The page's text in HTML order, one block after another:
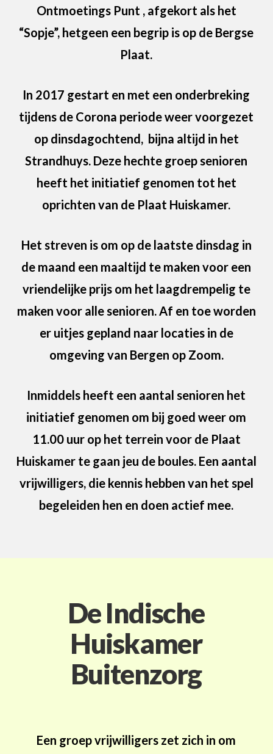
Ontmoetings Punt , afgekort als het
“Sopje”, hetgeen een begrip is op de Bergse
Plaat.
In 2017 gestart en met een onderbreking
tijdens de Corona periode weer voorgezet
op dinsdagochtend, bijna altijd in het
Strandhuys. Deze hechte groep senioren
heeft het initiatief genomen tot het
oprichten van de Plaat Huiskamer.
Het streven is om op de laatste dinsdag in
de maand een maaltijd te maken voor een
vriendelijke prijs om het laagdrempelig te
maken voor alle senioren. Af en toe worden
er uitjes gepland naar locaties in de
omgeving van Bergen op Zoom.
Inmiddels heeft een aantal senioren het
initiatief genomen om bij goed weer om
11.00 uur op het terrein voor de Plaat
Huiskamer te gaan jeu de boules. Een aantal
vrijwilligers, die kennis hebben van het spel
begeleiden hen en doen actief mee.
De Indische
Huiskamer
Buitenzorg
Een groep vrijwilligers zet zich in om